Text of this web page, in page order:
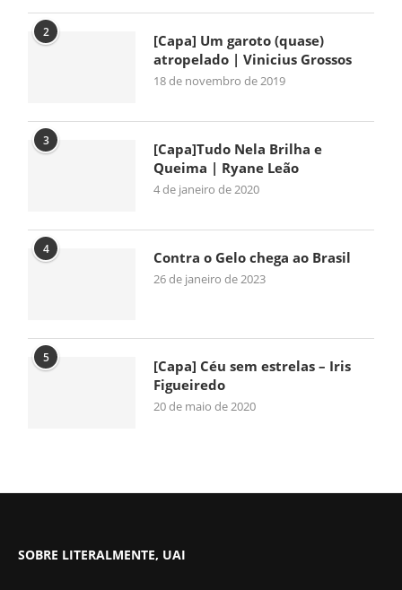
2
[Capa] Um garoto (quase)
atropelado | Vinicius Grossos
18 de novembro de 2019
3
[Capa]Tudo Nela Brilha e
Queima | Ryane Leão
4 de janeiro de 2020
4 Contra o Gelo chega ao Brasil
26 de janeiro de 2023
5
[Capa] Céu sem estrelas – Iris
Figueiredo
20 de maio de 2020
SOBRE LITERALMENTE, UAI